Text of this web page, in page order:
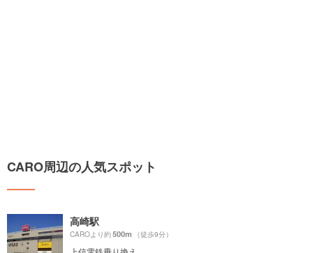
CARO周辺の人気スポット
高崎駅
CAROより約500m （徒歩9分）